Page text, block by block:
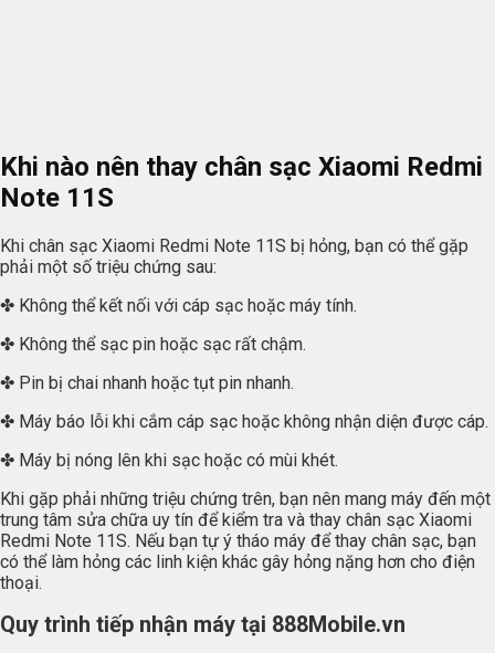
Khi nào nên thay chân sạc Xiaomi Redmi
Note 11S
Khi chân sạc Xiaomi Redmi Note 11S bị hỏng, bạn có thể gặp
phải một số triệu chứng sau:
✤ Không thể kết nối với cáp sạc hoặc máy tính.
✤ Không thể sạc pin hoặc sạc rất chậm.
✤ Pin bị chai nhanh hoặc tụt pin nhanh.
✤ Máy báo lỗi khi cắm cáp sạc hoặc không nhận diện được cáp.
✤ Máy bị nóng lên khi sạc hoặc có mùi khét.
Khi gặp phải những triệu chứng trên, bạn nên mang máy đến một
trung tâm sửa chữa uy tín để kiểm tra và thay chân sạc Xiaomi
Redmi Note 11S. Nếu bạn tự ý tháo máy để thay chân sạc, bạn
có thể làm hỏng các linh kiện khác gây hỏng nặng hơn cho điện
thoại.
Quy trình tiếp nhận máy tại 888Mobile.vn